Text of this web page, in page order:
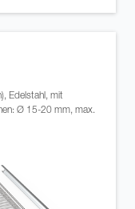
Edelstahl, mit
Ø 15-20 mm, max.